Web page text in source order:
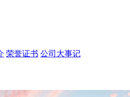
荣誉证书 公司大事记